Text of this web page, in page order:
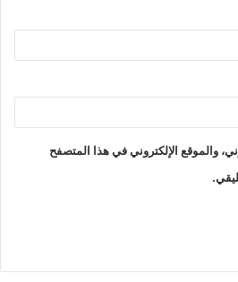
والموقع الإلكتروني في هذا المتصفح